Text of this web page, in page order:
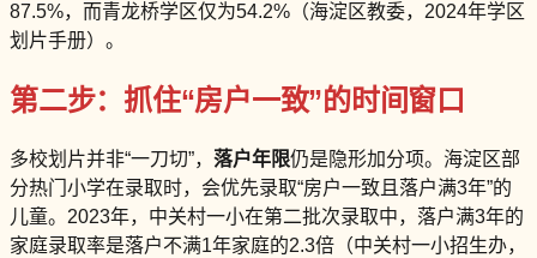
87.5%，而青龙桥学区仅为54.2%（海淀区教委，2024年学区
划片手册）。
第二步：抓住“房户一致”的时间窗口
多校划片并非“一刀切”， 落户年限仍是隐形加分项。海淀区部
分热门小学在录取时，会优先录取“房户一致且落户满3年”的
儿童。2023年，中关村一小在第二批次录取中，落户满3年的
家庭录取率是落户不满1年家庭的2.3倍（中关村一小招生办，